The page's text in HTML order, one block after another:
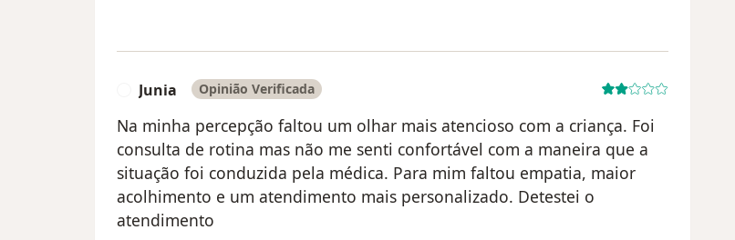
Junia Opinião Verificada
Na minha percepção faltou um olhar mais atencioso com a criança. Foi
consulta de rotina mas não me senti confortável com a maneira que a
situação foi conduzida pela médica. Para mim faltou empatia, maior
acolhimento e um atendimento mais personalizado. Detestei o
atendimento